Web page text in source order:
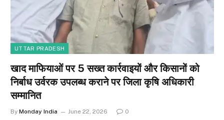
UTTAR PRADESH
खाद माफियाओं पर 5 सख्त कार्रवाइयों और किसानों को
निर्बाध उर्वरक उपलब्ध कराने पर जिला कृषि अधिकारी
सम्मानित
By Monday India June 22, 2026 0